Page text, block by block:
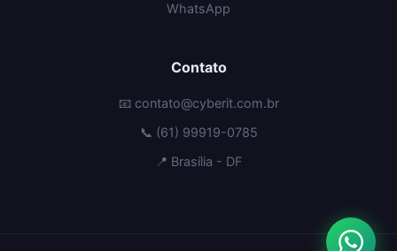
WhatsApp
Contato
📧 contato@cyberit.com.br
📞 (61) 99919-0785
📍 Brasília - DF